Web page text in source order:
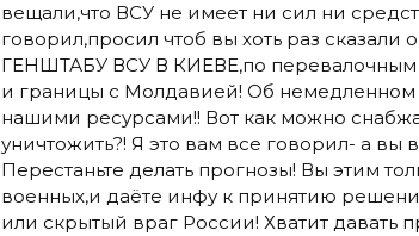
вещали,что ВСУ не имеет ни сил ни
говорил,просил чтоб вы хоть раз
ГЕНШТАБУ ВСУ В КИЕВЕ,по
и границы с Молдавией! Об
нашими ресурсами!! Вот как можно
уничтожить?! Я это вам все говорил- а
Перестаньте делать прогнозы! Вы этим
военных,и даёте инфу к принятию
или скрытый враг России! Хватит давать